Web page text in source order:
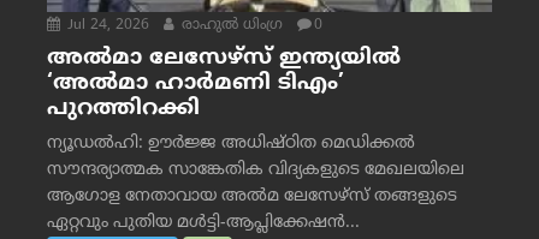
Jul 24, 2026 രാഹുല്‍ ധിംഗ്ര 0
അൽമാ ലേസേഴ്സ് ഇന്ത്യയിൽ
‘അൽമാ ഹാർമണി ടിഎം’
പുറത്തിറക്കി
ന്യൂഡൽഹി: ഊർജ്ജ അധിഷ്ഠിത മെഡിക്കൽ
സൗന്ദര്യാത്മക സാങ്കേതിക വിദ്യകളുടെ മേഖലയിലെ
ആഗോള നേതാവായ അൽമ ലേസേഴ്സ് തങ്ങളുടെ
ഏറ്റവും പുതിയ മൾട്ടി-ആപ്ലിക്കേഷൻ...